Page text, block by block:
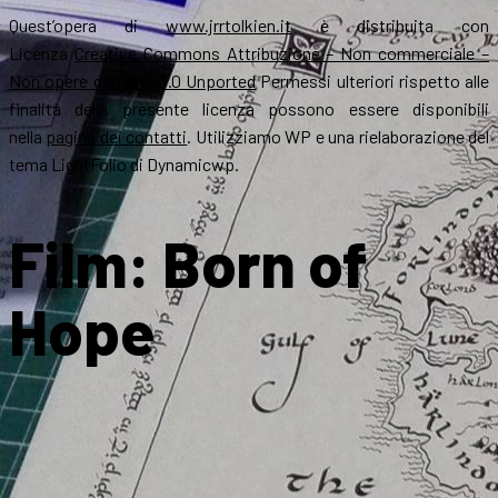
Quest’opera diwww.jrrtolkien.itè distribuita con
LicenzaCreative Commons Attribuzione – Non commerciale –
Non opere derivate 3.0 UnportedPermessi ulteriori rispetto alle
finalità della presente licenza possono essere disponibili
nella pagina dei contatti. Utilizziamo WP e una rielaborazione del
tema LightFolio di Dynamicwp.
Film: Born of
Hope